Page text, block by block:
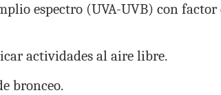
espectro (UVA-UVB) con
actividades al aire libre.
bronceo.